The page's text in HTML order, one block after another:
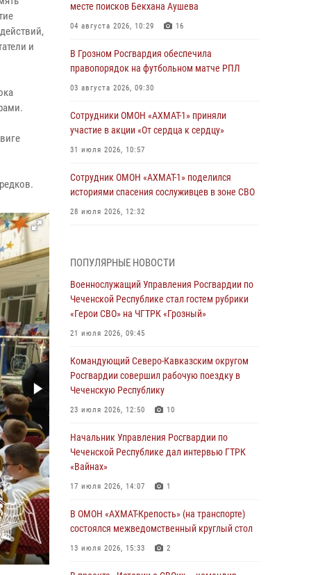
и
месте поисков Бекхана Аушева
04 августа 2026, 10:29 16
В Грозном Росгвардия обеспечила
правопорядок на футбольном матче РПЛ
03 августа 2026, 09:30
Сотрудники ОМОН «АХМАТ-1» приняли
участие в акции «От сердца к сердцу»
31 июля 2026, 10:57
Сотрудник ОМОН «АХМАТ-1» поделился
историями спасения сослуживцев в зоне СВО
28 июля 2026, 12:32
Чеченскую Республику
23 июля 2026, 12:50 10
Военнослужащий Управления Росгвардии по
Чеченской Республике стал гостем рубрики
21 июля 2026, 09:45
В ДНР росгвардейцы уничтожили около 80
вражеских беспилотников самолётного типа
В Грозном Росгвардия обеспечила
безопасность конно-спортивных
соревнований
Начальник Управления Росгвардии по
Чеченской Республике дал интервью ГТРК
ПОПУЛЯРНЫЕ НОВОСТИ
Военнослужащий Управления Росгвардии по
Чеченской Республике стал гостем рубрики
«Герои СВО» на ЧГТРК «Грозный»
21 июля 2026, 09:45
Командующий Северо-Кавказским округом
Росгвардии совершил рабочую поездку в
Чеченскую Республику
23 июля 2026, 12:50 10
Начальник Управления Росгвардии по
Чеченской Республике дал интервью ГТРК
«Вайнах»
17 июля 2026, 14:07 1
В ОМОН «АХМАТ-Крепость» (на транспорте)
состоялся межведомственный круглый стол
13 июля 2026, 15:33 2